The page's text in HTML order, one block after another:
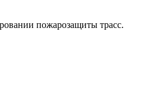
пожарозащиты трасс.